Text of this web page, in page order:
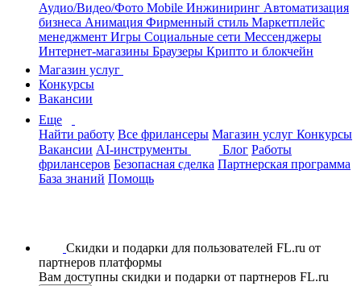
Аудио/Видео/Фото Mobile Инжиниринг Автоматизация
бизнеса Анимация Фирменный стиль Маркетплейс
менеджмент Игры Социальные сети Мессенджеры
Интернет-магазины Браузеры Крипто и блокчейн
Магазин услуг
Конкурсы
Вакансии
Еще
Найти работу Все фрилансеры Магазин услуг Конкурсы
Вакансии AI-инструменты Блог Работы
фрилансеров Безопасная сделка Партнерская программа
База знаний Помощь
Скидки и подарки для пользователей FL.ru от
партнеров платформы
Вам доступны скидки и подарки от партнеров FL.ru